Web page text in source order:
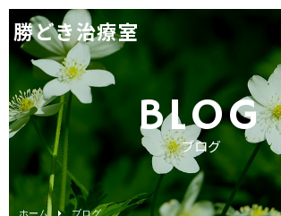
勝どき治療室
BLOG
ブログ
ホーム ブログ